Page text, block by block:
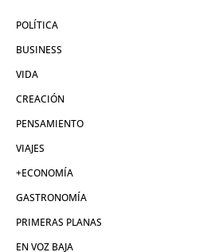
POLÍTICA
BUSINESS
VIDA
CREACIÓN
PENSAMIENTO
VIAJES
+ECONOMÍA
GASTRONOMÍA
PRIMERAS PLANAS
EN VOZ BAJA